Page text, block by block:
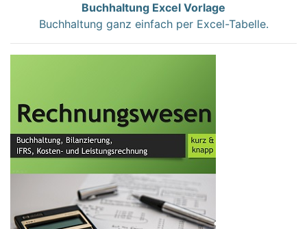
Buchhaltung Excel Vorlage
Buchhaltung ganz einfach per Excel-Tabelle.